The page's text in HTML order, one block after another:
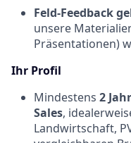
Feld-Feedback
unsere
Präsentationen)
Ihr Profil
Mindestens 2
Sales,
Landwirtschaft,